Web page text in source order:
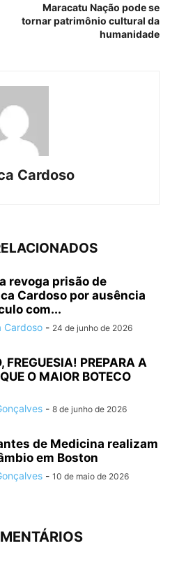
Maracatu Nação pode se
tornar patrimônio cultural da
humanidade
Cardoso
revoga prisão de
Cardoso por ausência
com...
Cardoso - 24 de junho de 2026
FREGUESIA! PREPARA A
O MAIOR BOTECO
- 8 de junho de 2026
de Medicina realizam
em Boston
- 10 de maio de 2026